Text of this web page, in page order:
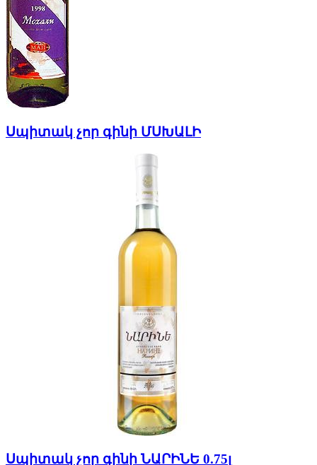
Սպիտակ չոր գինի ՄՍԽԱԼԻ
Սպիտակ չոր գինի ՆԱՐԻՆԵ 0.75լ